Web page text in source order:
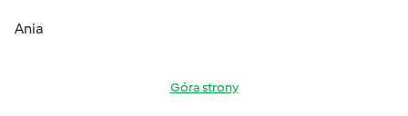
Ania
Góra strony